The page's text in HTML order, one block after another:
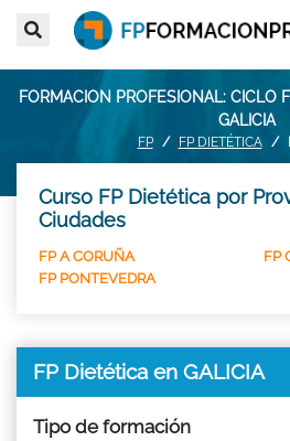
FORMACION PROFESIONAL: CICLO
GALICIA
FP FP DIETÉTICA
Curso FP Dietética por
Ciudades
FP A CORUÑA
FP
FP PONTEVEDRA
FP Dietética en GALICIA
Tipo de formación